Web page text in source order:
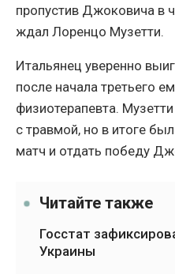
пропустив Джоковича в
ждал Лоренцо Музетти.
Итальянец уверенно
после начала третьего
физиотерапевта.
с травмой, но в итоге
матч и отдать победу
Читайте также
Госстат
Украины